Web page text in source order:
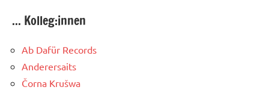
... Kolleg:innen
Ab Dafür Records
Anderersaits
Čorna Krušwa